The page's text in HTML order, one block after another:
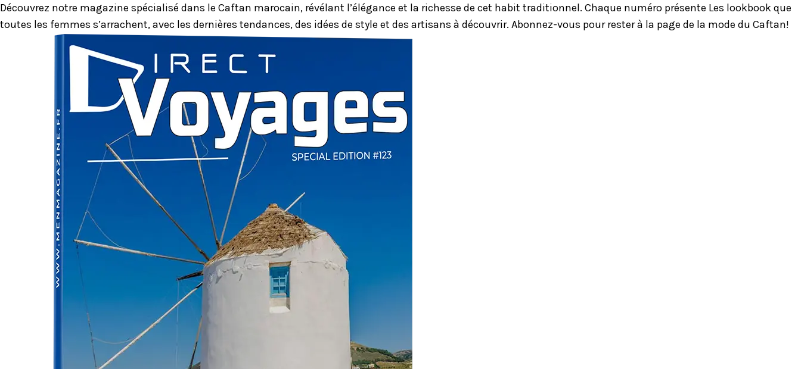
Découvrez notre magazine spécialisé dans le Caftan marocain, révélant l’élégance et la richesse de cet habit traditionnel. Chaque numéro présente Les lookbook que
toutes les femmes s’arrachent, avec les dernières tendances, des idées de style et des artisans à découvrir. Abonnez-vous pour rester à la page de la mode du Caftan!